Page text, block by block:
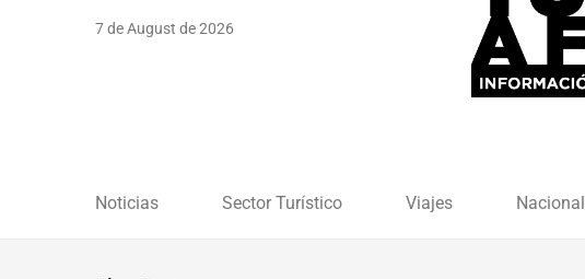
7 de August de 2026
Noticias Sector Turístico Viajes Nacional